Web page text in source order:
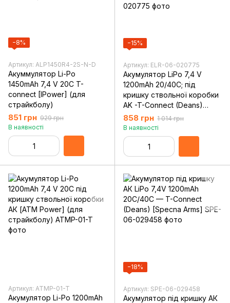
−8%
Артикул: ALP1450R4-2S-N-D
Акуммулятор Li-Po
1450mAh 7,4 V 20C T-
connect [IPower] (для
страйкболу)
851 грн 929 грн
В наявності
−15%
Артикул: ELR-06-020775
Акумулятор LiPo 7,4 V
1200mAh 20/40C; під
кришку ствольної коробки
AK -T-Connect (Deans)
[ElectroRiver]
858 грн 1 014 грн
В наявності
Артикул: ATMP-01-T
Акумулятор Li-Po 1200mAh
−18%
Артикул: SPE-06-029458
Акумулятор під кришку АК